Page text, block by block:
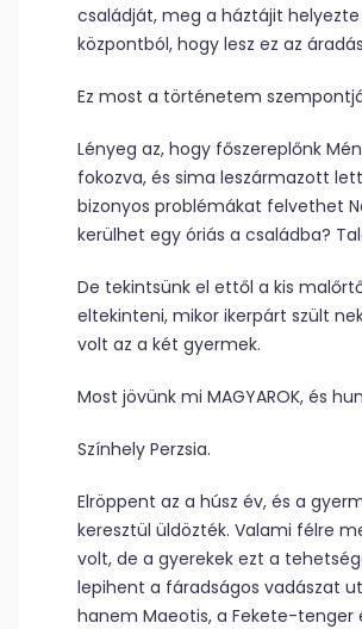
családját, meg a háztájit
központból, hogy lesz ez az
Ez most a történetem
Lényeg az, hogy főszereplőnk
fokozva, és sima leszármazott
bizonyos problémákat felvethet
kerülhet egy óriás a családba?
De tekintsünk el ettől a kis
eltekinteni, mikor ikerpárt szült
volt az a két gyermek.
Most jövünk mi MAGYAROK, és
Színhely Perzsia.
Elröppent az a húsz év, és a
keresztül üldözték. Valami félre
volt, de a gyerekek ezt a
lepihent a fáradságos vadászat
hanem Maeotis, a Fekete-tenger